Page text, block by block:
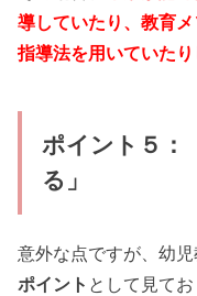
導していたり、教育
指導法を用いていた
ポイント５：
る」
意外な点ですが、幼
ポイント として見てお